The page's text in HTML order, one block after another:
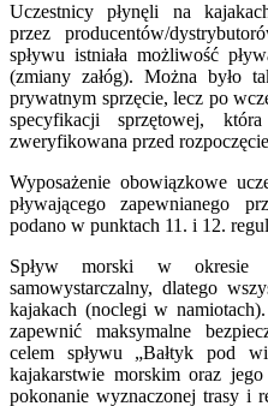
Uczestnicy płynęli na
przez producentów/
spływu istniała możliwość
(zmiany załóg). Można było
prywatnym sprzęcie, lecz po
specyfikacji sprzętowej,
zweryfikowana przed
Wyposażenie obowiązkowe
pływającego zapewnianego
podano w punktach 11. i 12.
Spływ morski w
samowystarczalny, dlatego
kajakach (noclegi w
zapewnić maksymalne
celem spływu „Bałtyk pod
kajakarstwie morskim oraz
pokonanie wyznaczonej trasy i